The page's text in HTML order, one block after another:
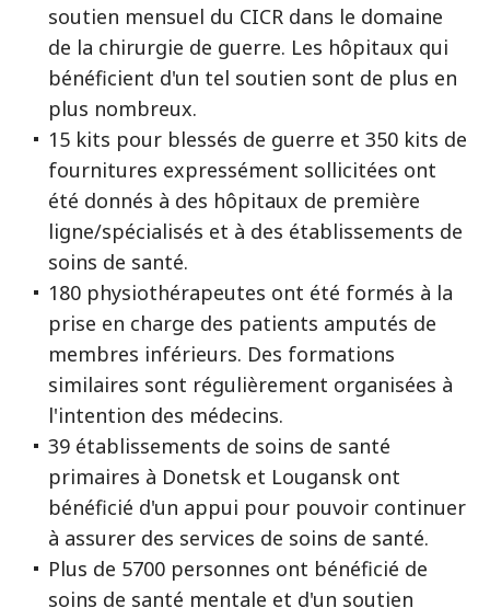
soutien mensuel du CICR dans le domaine
de la chirurgie de guerre. Les hôpitaux qui
bénéficient d'un tel soutien sont de plus en
plus nombreux.
15 kits pour blessés de guerre et 350 kits de
fournitures expressément sollicitées ont
été donnés à des hôpitaux de première
ligne/spécialisés et à des établissements de
soins de santé.
180 physiothérapeutes ont été formés à la
prise en charge des patients amputés de
membres inférieurs. Des formations
similaires sont régulièrement organisées à
l'intention des médecins.
39 établissements de soins de santé
primaires à Donetsk et Lougansk ont
bénéficié d'un appui pour pouvoir continuer
à assurer des services de soins de santé.
Plus de 5700 personnes ont bénéficié de
soins de santé mentale et d'un soutien